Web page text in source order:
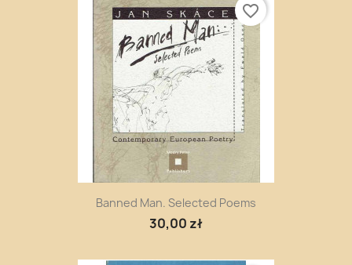
Banned Man. Selected Poems
30,00 zł
favorite_border